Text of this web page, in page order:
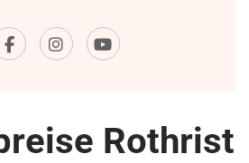
Rothrist